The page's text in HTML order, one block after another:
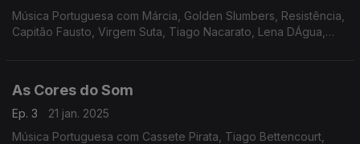
Música Portuguesa com Márcia, Golden Slumbers, Resistência,
Capitão Fausto, Virgem Suta, Tiago Nacarato, Lena DÁgua,
As Cores do Som
Ep. 3
21 jan. 2025
Música Portuguesa com Cassete Pirata, Tiago Bettencourt,